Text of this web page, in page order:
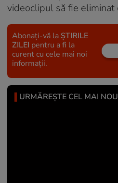
videoclipul să fie eliminat
Abonați-vă la ȘTIRILE
ZILEI pentru a fi la
curent cu cele mai noi
informații.
URMĂREȘTE CEL MAI